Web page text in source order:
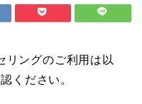
リングのご利用は以
ください。